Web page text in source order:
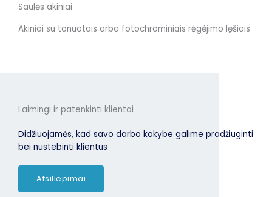
Saulės akiniai
Akiniai su tonuotais arba fotochrominiais rėgėjimo lęšiais
Laimingi ir patenkinti klientai
Didžiuojamės, kad savo darbo kokybe galime pradžiuginti
bei nustebinti klientus
Atsiliepimai